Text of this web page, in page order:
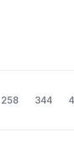
258 344